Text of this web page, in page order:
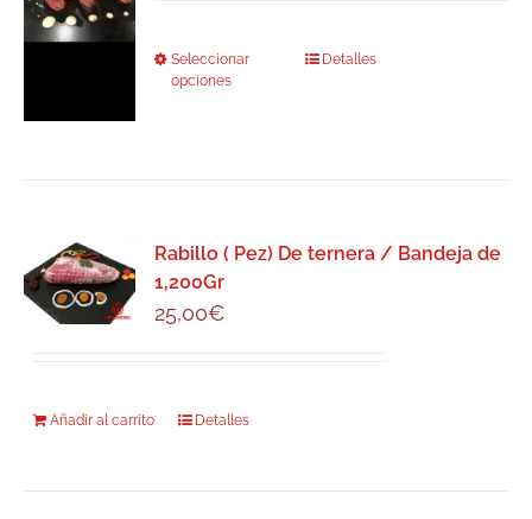
desde
Seleccionar
opciones
Este
opciones
Detalles
Rabillo ( Pez) De ternera / Bandeja de
1,200Gr
25,00€
Añadir al carrito Detalles